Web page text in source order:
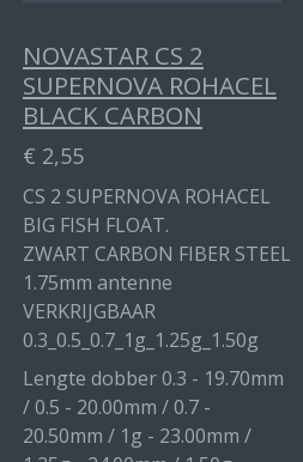
NOVASTAR CS 2
SUPERNOVA ROHACEL
BLACK CARBON
€ 2,55
CS 2 SUPERNOVA ROHACEL
BIG FISH FLOAT.
ZWART CARBON FIBER STEEL
1.75mm antenne
VERKRIJGBAAR
0.3_0.5_0.7_1g_1.25g_1.50g
Lengte dobber 0.3 - 19.70mm
/ 0.5 - 20.00mm / 0.7 -
20.50mm / 1g - 23.00mm /